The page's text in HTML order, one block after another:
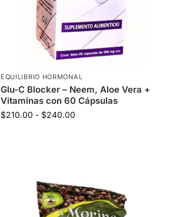
EQUILIBRIO HORMONAL
Glu-C Blocker – Neem, Aloe Vera +
Vitaminas con 60 Cápsulas
$210.00 - $240.00